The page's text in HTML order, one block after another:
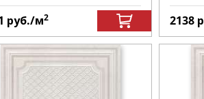
руб./м2 2138